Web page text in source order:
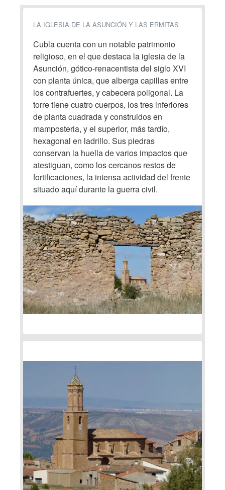
LA IGLESIA DE LA ASUNCIÓN Y LAS ERMITAS
Cubla cuenta con un notable patrimonio
religioso, en el que destaca la iglesia de la
Asunción, gótico-renacentista del siglo XVI
con planta única, que alberga capillas entre
los contrafuertes, y cabecera poligonal. La
torre tiene cuatro cuerpos, los tres inferiores
de planta cuadrada y construidos en
mamposteria, y el superior, más tardío,
hexagonal en ladrillo. Sus piedras
conservan la huella de varios impactos que
atestiguan, como los cercanos restos de
fortificaciones, la intensa actividad del frente
situado aquí durante la guerra civil.